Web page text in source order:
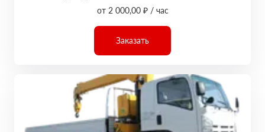
от 2 000,00 ₽ / час
Заказать